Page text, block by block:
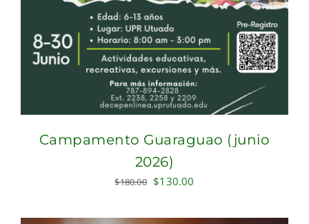
Campamento Guaraguao (junio
2026)
$180.00 Original
was:
$130.00
is: